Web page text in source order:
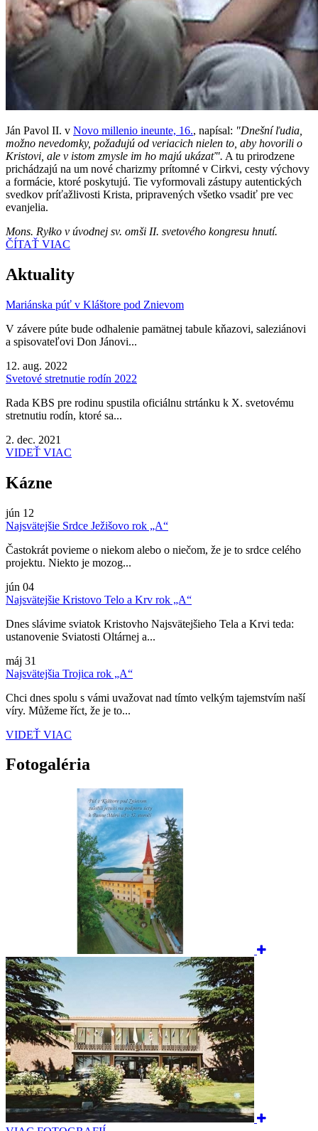
Ján Pavol II. v Novo millenio ineunte, 16., napísal: "Dnešní ľudia,
možno nevedomky, požadujú od veriacich nielen to, aby hovorili o
Kristovi, ale v istom zmysle im ho majú ukázať". A tu prirodzene
prichádzajú na um nové charizmy prítomné v Cirkvi, cesty výchovy
a formácie, ktoré poskytujú. Tie vyformovali zástupy autentických
svedkov príťažlivosti Krista, pripravených všetko vsadiť pre vec
evanjelia.
Mons. Ryłko v úvodnej sv. omši II. svetového kongresu hnutí.
ČÍTAŤ VIAC
Aktuality
Mariánska púť v Kláštore pod Znievom
V závere púte bude odhalenie pamätnej tabule kňazovi, saleziánovi
a spisovateľovi Don Jánovi...
12. aug. 2022
Svetové stretnutie rodín 2022
Rada KBS pre rodinu spustila oficiálnu strtánku k X. svetovému
stretnutiu rodín, ktoré sa...
2. dec. 2021
VIDEŤ VIAC
Kázne
jún 12
Najsvätejšie Srdce Ježišovo rok „A“
Častokrát povieme o niekom alebo o niečom, že je to srdce celého
projektu. Niekto je mozog...
jún 04
Najsvätejšie Kristovo Telo a Krv rok „A“
Dnes slávime sviatok Kristovho Najsvätejšieho Tela a Krvi teda:
ustanovenie Sviatosti Oltárnej a...
máj 31
Najsvätejšia Trojica rok „A“
Chci dnes spolu s vámi uvažovat nad tímto velkým tajemstvím naší
víry. Můžeme říct, že je to...
VIDEŤ VIAC
Fotogaléria